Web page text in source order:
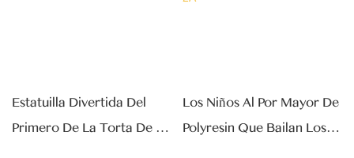
Estatuilla Divertida Del
Primero De La Torta De La
Los Niños Al Por Mayor De
Polyresin Que Bailan Los